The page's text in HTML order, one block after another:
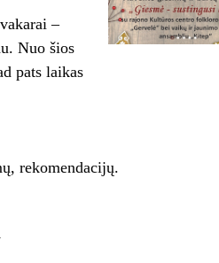
–
Nuo šios
pats laikas
rekomendacijų.